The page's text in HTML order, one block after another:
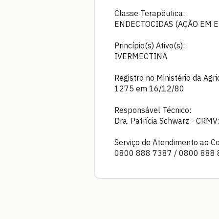
Classe Terapêutica:
ENDECTOCIDAS (AÇÃO EM
Princípio(s) Ativo(s):
IVERMECTINA
Registro no Ministério da
1275 em 16/12/80
Responsável Técnico:
Dra. Patrícia Schwarz -
Serviço de Atendimento ao
0800 888 7387 / 0800 888